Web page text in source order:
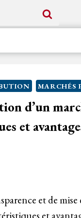
MARCHÉS
d’un
et
et de
et